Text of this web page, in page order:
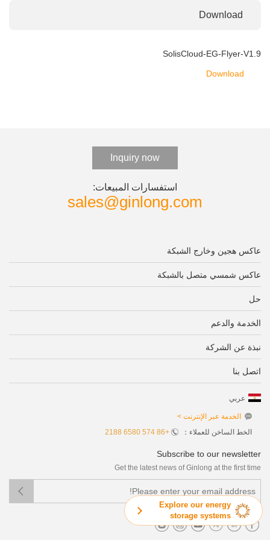
Explore our energy
storage systems
Download
SolisCloud-EG-Flyer-V1.9
Download
Inquiry now
استفسارات المبيعات:
sales@ginlong.com
عاكس هجين وخارج الشبكة
عاكس شمسي متصل بالشبكة
حل
الخدمة والدعم
نبذة عن الشركة
اتصل بنا
عربي
الخدمة عبر الإنترنت >
الخط الساخن للعملاء：
+86 574 6580 2188
Subscribe to our newsletter
Get the latest news of Ginlong at the first time
